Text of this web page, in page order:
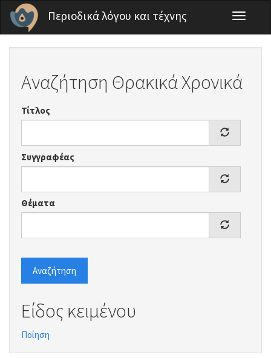
Παράκαμψη προς το κυρίως περιεχόμενο
Περιοδικά λόγου και τέχνης
Toggle
Αναζήτηση Θρακικά Χρονικά
Τίτλος
Συγγραφέας
Θέματα
Αναζήτηση
Είδος κειμένου
Ποίηση